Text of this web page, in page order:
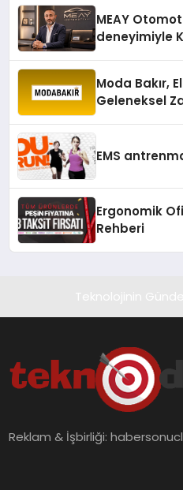
MEAY
deneyimiyle
Moda Bakır,
Geleneksel
EMS
Ergonomik
Rehberi
Reklam & İşbirliği: